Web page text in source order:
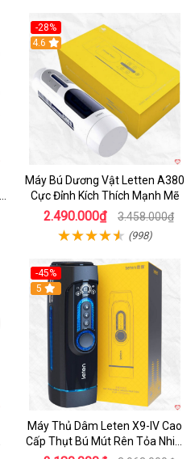
-28%
Hot
4.6
Máy Bú Dương Vật Letten A380
Cực Đỉnh Kích Thích Mạnh Mẽ
2.490.000₫ 3.458.000₫
(998)
-45%
Hot
5
Máy Thủ Dâm Leten X9-IV Cao
Cấp Thụt Bú Mút Rên Tỏa Nhiệt
Sạc Pin